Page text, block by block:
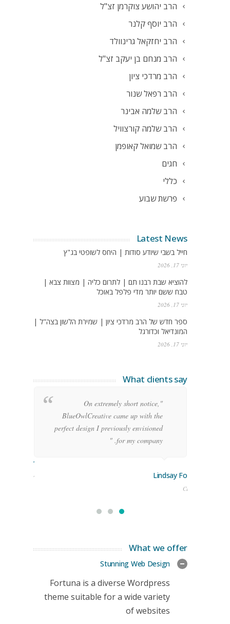
הרב יהושע צוקרמן זצ"ל
הרב יוסף קלנר
הרב יחזקאל גרינוולד
הרב מנחם בן יעקב זצ"ל
הרב מרדכי ציון
הרב רפאל שנור
הרב שלמה אבינר
הרב שלמה קורצוויל
הרב שמואל קאופמן
חגים
כללי
פרשת שבוע
Latest News
חייל בשבי שיודע סודות | היחס לשופטי בג"ץ
יוני 17, 2026
להוציא שבת רבנו תם | לתרום כליה | מצוות צבא |
טבח ששם יותר מדי פלפל באוכל
יוני 17, 2026
ספר חדש של הרב מרדכי ציון | שמירת הלשון בצה"ל |
המונדיאל וכדורגל
יוני 17, 2026
What clients say
"On extremely short notice,
BlueOwlCreative came up with the
perfect design I previously envisioned
for my company. "
Lindsay Ford
CEO
Stoner
Manager
What we offer
Stunning Web Design
Fortuna is a diverse Wordpress
theme suitable for a wide variety
of websites